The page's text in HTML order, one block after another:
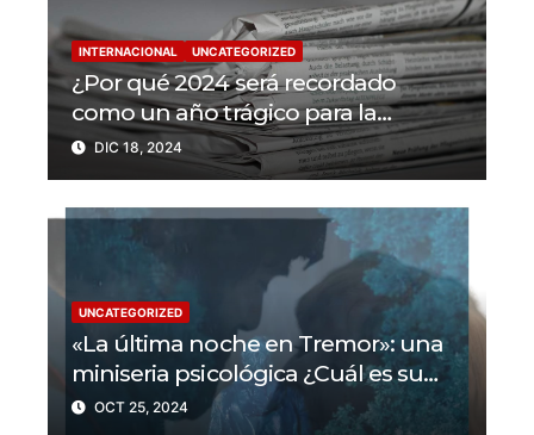
INTERNACIONAL UNCATEGORIZED
¿Por qué 2024 será recordado
como un año trágico para la
libertad de prensa? Un tercio de los
periodistas asesinados por Israel
DIC 18, 2024
UNCATEGORIZED
«La última noche en Tremor»: una
miniseria psicológica ¿Cuál es su
trama?
OCT 25, 2024